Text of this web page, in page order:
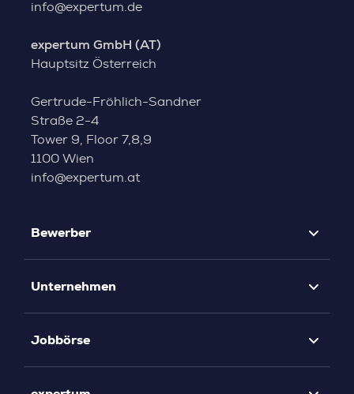
info@expertum.de
expertum GmbH (AT)
Hauptsitz Österreich
Gertrude-Fröhlich-Sandner
Straße 2-4
Tower 9, Floor 7,8,9
1100 Wien
info@expertum.at
Bewerber
Unternehmen
Jobbörse